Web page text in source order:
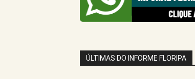
ÚLTIMAS DO INFORME FLORIPA